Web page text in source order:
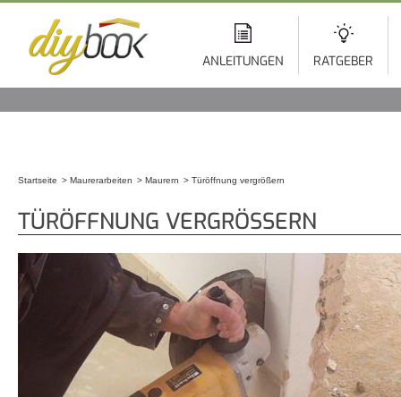
ANLEITUNGEN RATGEBER
Startseite Maurerarbeiten Maurern Türöffnung vergrößern
TÜRÖFFNUNG VERGRÖSSERN